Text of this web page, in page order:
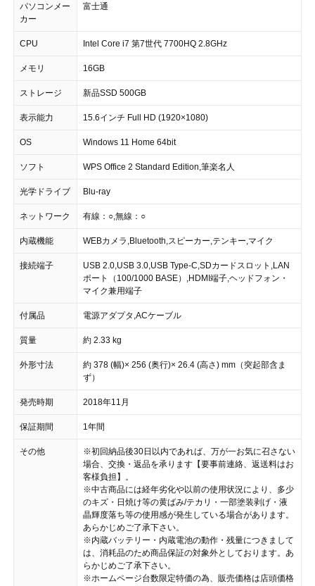
パソコンメー
カー
富士通
CPU Intel Core i7 第7世代 7700HQ 2.8GHz
メモリ 16GB
ストレージ 新品SSD 500GB
表示能力 15.6インチ Full HD (1920×1080)
OS Windows 11 Home 64bit
ソフト WPS Office 2 Standard Edition,筆楽名人
光学ドライブ Blu-ray
ネットワーク 有線：○,無線：○
内蔵機能 WEBカメラ,Bluetooth,スピーカー,テンキー,マイク
接続端子
USB 2.0,USB 3.0,USB Type-C,SDカードスロット,LAN
ポート（100/1000 BASE）,HDMI端子,ヘッドフォン・
マイク兼用端子
付属品 電源アダプタ,ACケーブル
質量 約 2.33 kg
外形寸法
約 378 (幅)× 256 (奥行)× 26.4 (高さ) mm（突起部含ま
ず）
発売時期 2018年11月
保証期間 1年間
その他
※初回納品後30日以内であれば、万が一お気に召さない
場合、交換・返品を承ります【要事前連絡、返送料はお
客様負担】。
※中古商品には経年劣化や以前の使用状況により、多少
のキズ・日焼け等の黄ばみ/テカリ・一部塗装剥げ・液
晶輝度落ち等の使用感が発生している場合があります。
あらかじめご了承下さい。
※内蔵バッテリー・内蔵電池の動作・残量につきまして
は、消耗品のため商品保証の対象外としております。あ
らかじめご了承下さい。
※ホームページ台数限定特価の為、販売価格は店頭価格